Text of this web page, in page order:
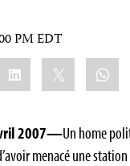
PM EDT
LinkedIn
2007—Un home
menacé une